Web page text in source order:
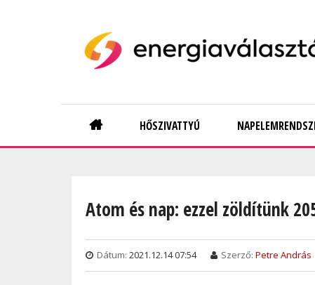
Main
navigation
HŐSZIVATTYÚ
Atom és nap: ezzel zöldítünk
Dátum: 2021.12.14 07:54 Szerző: Petre András